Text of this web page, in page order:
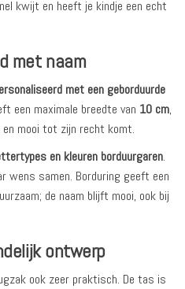
kwijt en heeft je kindje een echt
met naam
met een geborduurde
een maximale breedte van 10 cm,
en mooi tot zijn recht komt.
en kleuren borduurgaren.
wens samen. Borduring geeft een
de naam blijft mooi, ook bij
ontwerp
ook zeer praktisch. De tas is